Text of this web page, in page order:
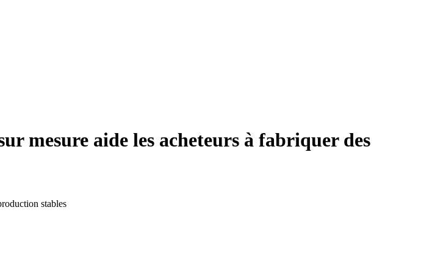
mesure aide les acheteurs à fabriquer des
stables